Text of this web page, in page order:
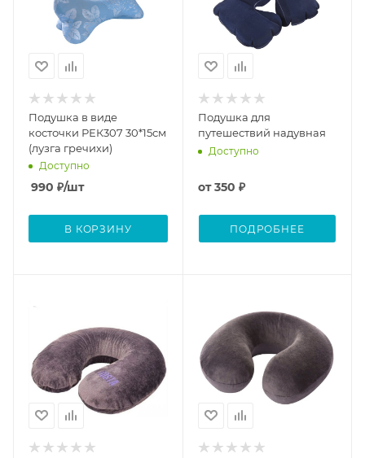
Подушка в виде
косточки РЕК307 30*15см
(лузга гречихи)
Доступно
990 ₽/шт
В КОРЗИНУ
Подушка для
путешествий надувная
Доступно
от350 ₽
ПОДРОБНЕЕ